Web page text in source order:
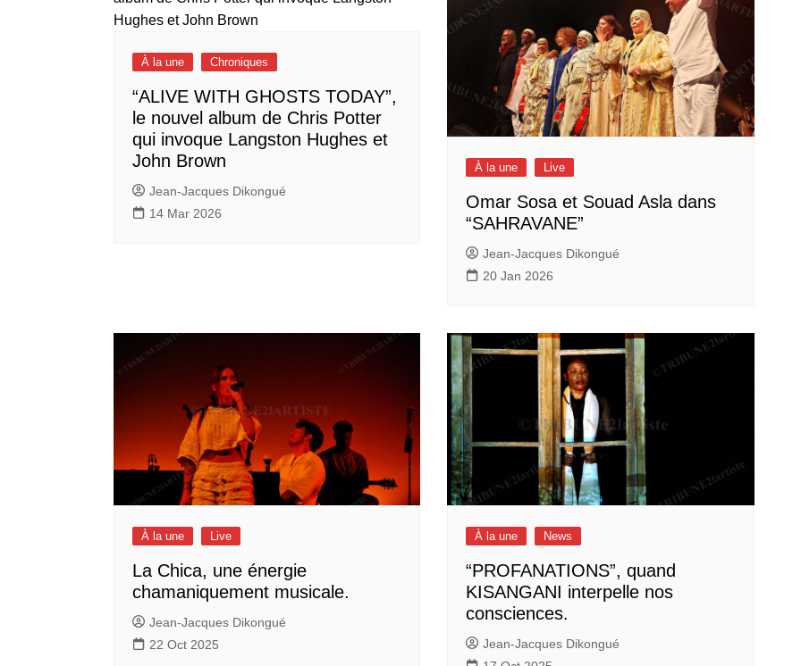
À la une Chroniques
“ALIVE WITH GHOSTS TODAY”,
le nouvel album de Chris Potter
qui invoque Langston Hughes et
John Brown
Jean-Jacques Dikongué
14 Mar 2026
À la une Live
Omar Sosa et Souad Asla dans
“SAHRAVANE”
Jean-Jacques Dikongué
20 Jan 2026
À la une Live
La Chica, une énergie
chamaniquement musicale.
Jean-Jacques Dikongué
22 Oct 2025
À la une News
“PROFANATIONS”, quand
KISANGANI interpelle nos
consciences.
Jean-Jacques Dikongué